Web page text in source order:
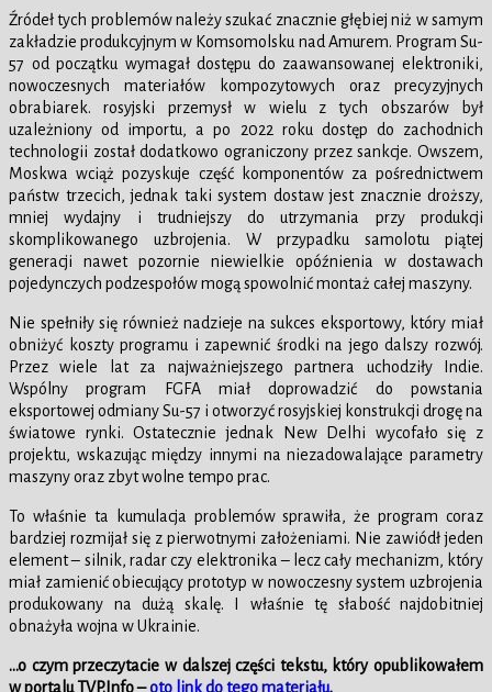
Źródeł tych problemów należy szukać znacznie głębiej niż w samym
zakładzie produkcyjnym w Komsomolsku nad Amurem. Program Su-
57 od początku wymagał dostępu do zaawansowanej elektroniki,
nowoczesnych materiałów kompozytowych oraz precyzyjnych
obrabiarek. rosyjski przemysł w wielu z tych obszarów był
uzależniony od importu, a po 2022 roku dostęp do zachodnich
technologii został dodatkowo ograniczony przez sankcje. Owszem,
Moskwa wciąż pozyskuje część komponentów za pośrednictwem
państw trzecich, jednak taki system dostaw jest znacznie droższy,
mniej wydajny i trudniejszy do utrzymania przy produkcji
skomplikowanego uzbrojenia. W przypadku samolotu piątej
generacji nawet pozornie niewielkie opóźnienia w dostawach
pojedynczych podzespołów mogą spowolnić montaż całej maszyny.
Nie spełniły się również nadzieje na sukces eksportowy, który miał
obniżyć koszty programu i zapewnić środki na jego dalszy rozwój.
Przez wiele lat za najważniejszego partnera uchodziły Indie.
Wspólny program FGFA miał doprowadzić do powstania
eksportowej odmiany Su-57 i otworzyć rosyjskiej konstrukcji drogę na
światowe rynki. Ostatecznie jednak New Delhi wycofało się z
projektu, wskazując między innymi na niezadowalające parametry
maszyny oraz zbyt wolne tempo prac.
To właśnie ta kumulacja problemów sprawiła, że program coraz
bardziej rozmijał się z pierwotnymi założeniami. Nie zawiódł jeden
element – silnik, radar czy elektronika – lecz cały mechanizm, który
miał zamienić obiecujący prototyp w nowoczesny system uzbrojenia
produkowany na dużą skalę. I właśnie tę słabość najdobitniej
obnażyła wojna w Ukrainie.
…o czym przeczytacie w dalszej części tekstu, który opublikowałem
w portalu TVP.Info –oto link do tego materiału.